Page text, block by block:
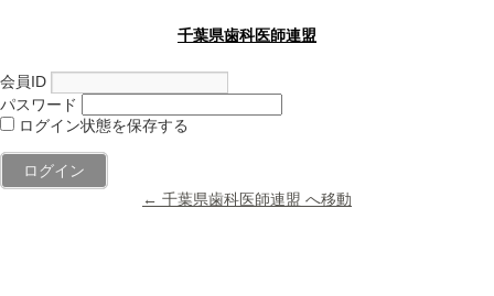
千葉県歯科医師連盟
会員ID
パスワード
ログイン状態を保存する
← 千葉県歯科医師連盟 へ移動